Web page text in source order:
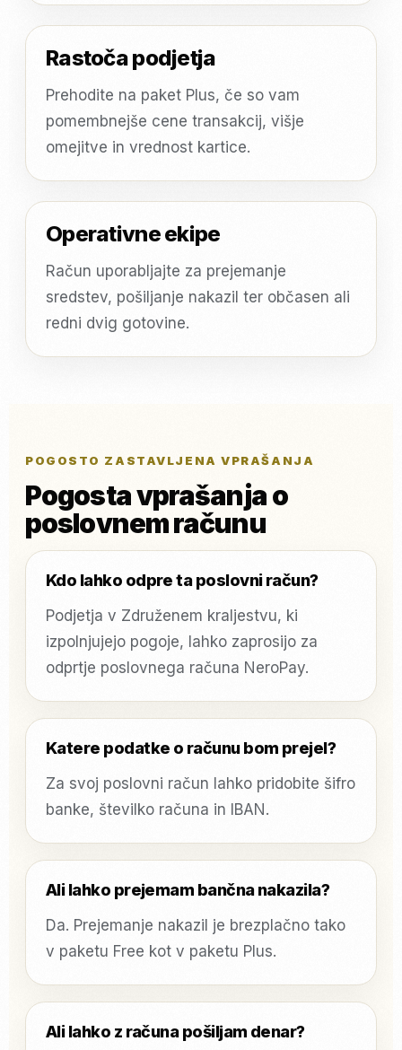
Rastoča podjetja
Prehodite na paket Plus, če so vam
pomembnejše cene transakcij, višje
omejitve in vrednost kartice.
Operativne ekipe
Račun uporabljajte za prejemanje
sredstev, pošiljanje nakazil ter občasen ali
redni dvig gotovine.
POGOSTO ZASTAVLJENA VPRAŠANJA
Pogosta vprašanja o
poslovnem računu
Kdo lahko odpre ta poslovni račun?
Podjetja v Združenem kraljestvu, ki
izpolnjujejo pogoje, lahko zaprosijo za
odprtje poslovnega računa NeroPay.
Katere podatke o računu bom prejel?
Za svoj poslovni račun lahko pridobite šifro
banke, številko računa in IBAN.
Ali lahko prejemam bančna nakazila?
Da. Prejemanje nakazil je brezplačno tako
v paketu Free kot v paketu Plus.
Ali lahko z računa pošiljam denar?